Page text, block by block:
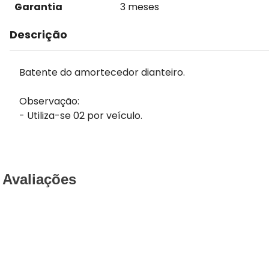
Garantia 3 meses
Descrição
Batente do amortecedor dianteiro.
Observação:
- Utiliza-se 02 por veículo.
Avaliações